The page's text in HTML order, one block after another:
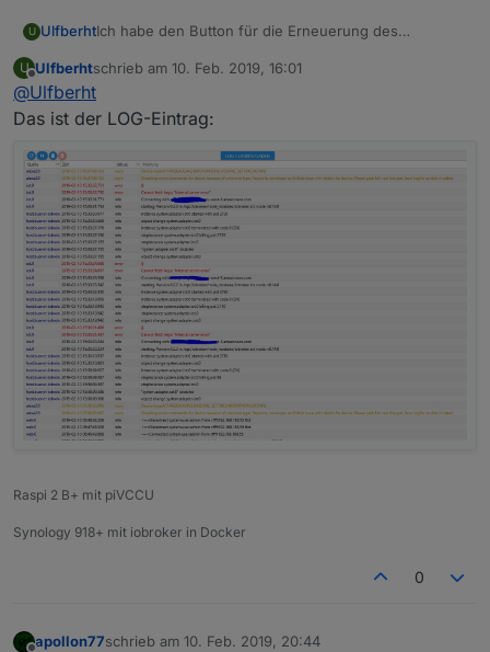
U UlfberhtIch habe den Button für die Erneuerung des
es nach einem Neustart erneuert wird.
gestartet. Die Anzeige bleibt bei gelb.
U
Offline
Ulfberhtschrieb am 10. Feb. 2019, 16:01
zuletzt editiert von
@Ulfberht
Das ist der LOG-Eintrag:
Raspi 2 B+ mit piVCCU
Synology 918+ mit iobroker in Docker
0
apollon77schrieb am 10. Feb. 2019, 20:44